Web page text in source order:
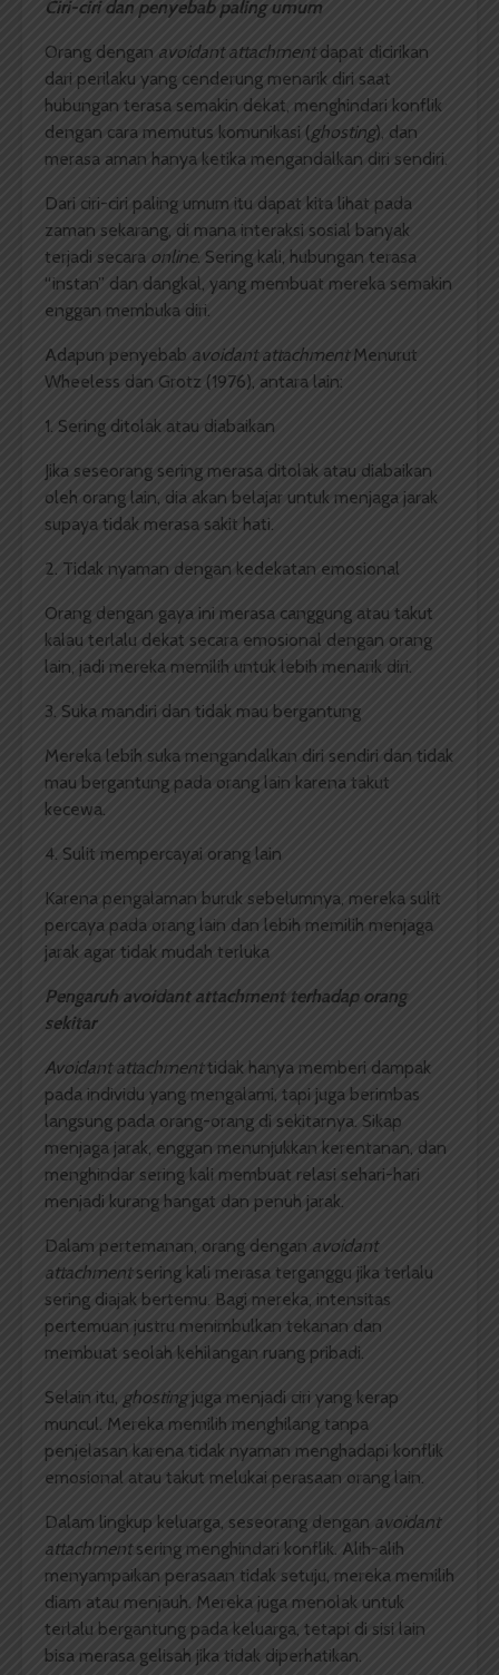
Ciri-ciri dan penyebab paling umum
Orang dengan avoidant attachmentdapat dicirikan
dari perilaku yang cenderung menarik diri saat
hubungan terasa semakin dekat, menghindari konflik
dengan cara memutus komunikasi (ghosting), dan
merasa aman hanya ketika mengandalkan diri sendiri.
Dari ciri-ciri paling umum itu dapat kita lihat pada
zaman sekarang, di mana interaksi sosial banyak
terjadi secara online . Sering kali, hubungan terasa
“instan” dan dangkal, yang membuat mereka semakin
enggan membuka diri.
Adapun penyebab avoidant attachmentMenurut
Wheeless dan Grotz (1976), antara lain:
1. Sering ditolak atau diabaikan
Jika seseorang sering merasa ditolak atau diabaikan
oleh orang lain, dia akan belajar untuk menjaga jarak
supaya tidak merasa sakit hati.
2. Tidak nyaman dengan kedekatan emosional
Orang dengan gaya ini merasa canggung atau takut
kalau terlalu dekat secara emosional dengan orang
lain, jadi mereka memilih untuk lebih menarik diri.
3. Suka mandiri dan tidak mau bergantung
Mereka lebih suka mengandalkan diri sendiri dan tidak
mau bergantung pada orang lain karena takut
kecewa.
4. Sulit mempercayai orang lain
Karena pengalaman buruk sebelumnya, mereka sulit
percaya pada orang lain dan lebih memilih menjaga
jarak agar tidak mudah terluka
Pengaruh avoidant attachment terhadap orang
sekitar
Avoidant attachmenttidak hanya memberi dampak
pada individu yang mengalami, tapi juga berimbas
langsung pada orang-orang di sekitarnya. Sikap
menjaga jarak, enggan menunjukkan kerentanan, dan
menghindar sering kali membuat relasi sehari-hari
menjadi kurang hangat dan penuh jarak.
Dalam pertemanan, orang dengan avoidant
attachmentsering kali merasa terganggu jika terlalu
sering diajak bertemu. Bagi mereka, intensitas
pertemuan justru menimbulkan tekanan dan
membuat seolah kehilangan ruang pribadi.
Selain itu, ghostingjuga menjadi ciri yang kerap
muncul. Mereka memilih menghilang tanpa
penjelasan karena tidak nyaman menghadapi konflik
emosional atau takut melukai perasaan orang lain.
Dalam lingkup keluarga, seseorang dengan avoidant
attachmentsering menghindari konflik. Alih-alih
menyampaikan perasaan tidak setuju, mereka memilih
diam atau menjauh. Mereka juga menolak untuk
terlalu bergantung pada keluarga, tetapi di sisi lain
bisa merasa gelisah jika tidak diperhatikan.